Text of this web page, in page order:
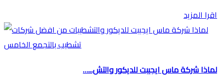
اقرا المزيد
لماذا شركة ماس ايجيبت للديكور والتش...…